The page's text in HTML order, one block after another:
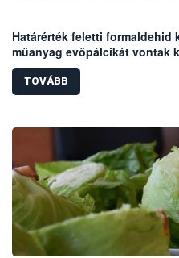
Határérték feletti
műanyag evőpálcikát vontak
tagállamban. A Jade Temple
tételazonosító jelöléssel
kereskedő közvetítésével
TOVÁBB